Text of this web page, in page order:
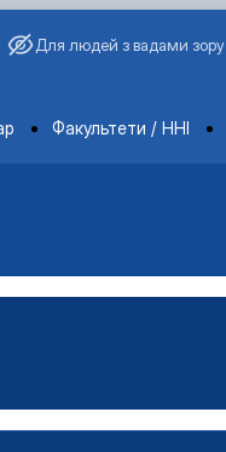
Для людей з вадами зору
Факультети / ННІ